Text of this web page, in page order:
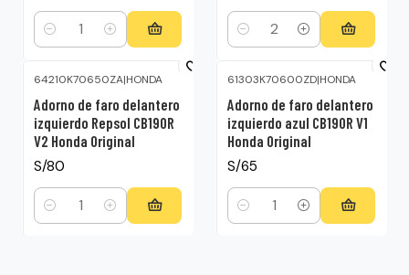
Cantidad Cantidad
64210K70650ZA|HONDA
Adorno de faro delantero
izquierdo Repsol CB190R
V2 Honda Original
S/80
Cantidad
61303K70600ZD|HONDA
Adorno de faro delantero
izquierdo azul CB190R V1
Honda Original
S/65
Cantidad